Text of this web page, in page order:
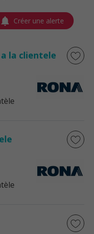
Créer une alerte
la clientele